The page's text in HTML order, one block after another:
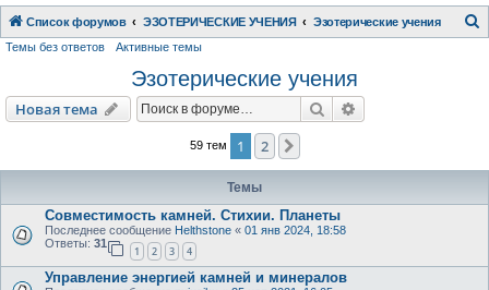
Список форумов ЭЗОТЕРИЧЕСКИЕ УЧЕНИЯ Эзотерические учения
Темы без ответов Активные темы
Эзотерические учения
Новая тема Поиск
59 тем 1 2
Темы
Совместимость камней. Стихии. Планеты
Последнее сообщение Helthstone « 01 янв 2024, 18:58
Ответы: 31
1 2 3 4
Управление энергией камней и минералов